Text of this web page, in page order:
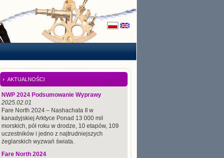
AKTUALNOŚCI
NWP 2024 Podsumowanie Wyprawy
2025.02.01
Fare North 2024 – Nashachata II w
kanadyjskiej Arktyce Ponad 13 000 mil
morskich, pół roku w drodze, 10 etapów, 109
uczestników i jedno z najtrudniejszych
żeglarskich wyzwań świata.
Fare North 2024